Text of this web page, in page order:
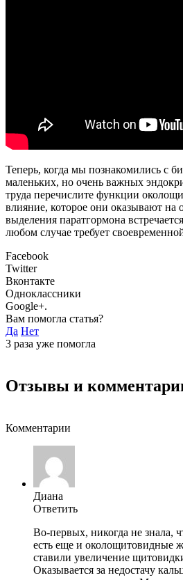
Теперь, когда мы познакомились с
маленьких, но очень важных
труда перечислите функции
влияние, которое они оказывают на
выделения паратгормона
любом случае требует
Facebook
Twitter
Вконтакте
Одноклассники
Google+.
Вам помогла статья?
Да Нет
3 раза уже помогла
Отзывы и
Комментарии
Диана
Ответить
Во-первых, никогда не знала,
есть еще и околощитовидные
ставили увеличение
Оказывается за недостачу